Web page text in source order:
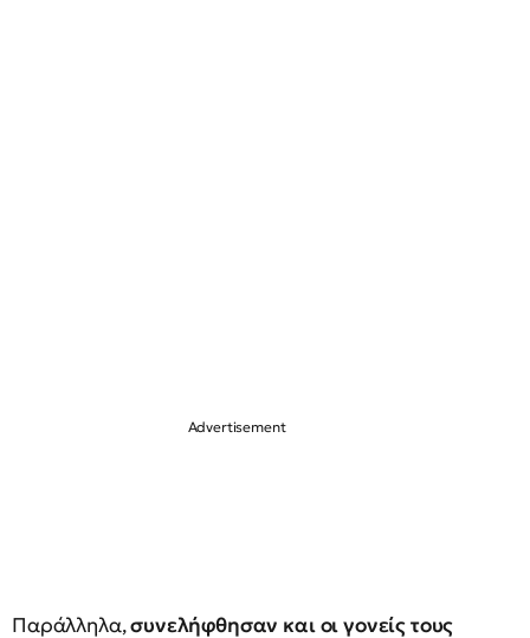
Παράλληλα,συνελήφθησαν και οι γονείς τους